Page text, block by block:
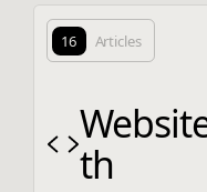
16 Articles
th